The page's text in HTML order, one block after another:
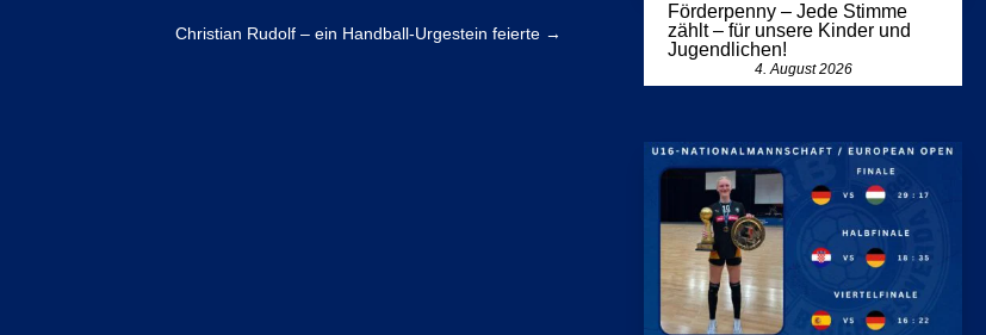
Christian Rudolf – ein Handball-Urgestein feierte →
Förderpenny – Jede Stimme
zählt – für unsere Kinder und
Jugendlichen!
4. August 2026